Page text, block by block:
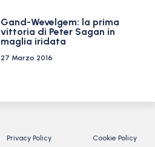
Gand-Wevelgem: la prima
vittoria di Peter Sagan in
maglia iridata
27 Marzo 2016
Privacy Policy Cookie Policy